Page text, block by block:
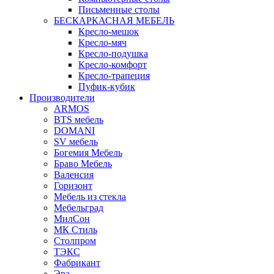
Письменные столы
БЕСКАРКАСНАЯ МЕБЕЛЬ
Кресло-мешок
Кресло-мяч
Кресло-подушка
Кресло-комфорт
Кресло-трапеция
Пуфик-кубик
Производители
ARMOS
BTS мебель
DOMANI
SV мебель
Богемия Мебель
Браво Мебель
Валенсия
Горизонт
Мебель из стекла
Мебельград
МилСон
МК Стиль
Столпром
ТЭКС
Фабрикант